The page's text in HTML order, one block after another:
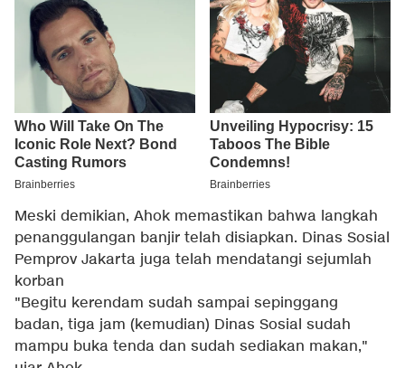
Meski demikian, Ahok memastikan bahwa langkah
penanggulangan banjir telah disiapkan. Dinas Sosial
Pemprov Jakarta juga telah mendatangi sejumlah
korban
"Begitu kerendam sudah sampai sepinggang
badan, tiga jam (kemudian) Dinas Sosial sudah
mampu buka tenda dan sudah sediakan makan,"